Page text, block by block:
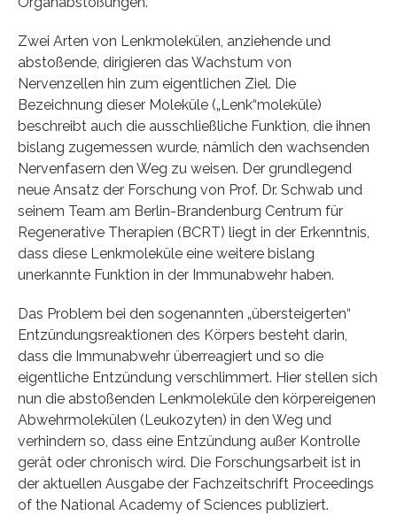
Zwei Arten von Lenkmolekülen, anziehende und
abstoßende, dirigieren das Wachstum von
Nervenzellen hin zum eigentlichen Ziel. Die
Bezeichnung dieser Moleküle („Lenk“moleküle)
beschreibt auch die ausschließliche Funktion, die ihnen
bislang zugemessen wurde, nämlich den wachsenden
Nervenfasern den Weg zu weisen. Der grundlegend
neue Ansatz der Forschung von Prof. Dr. Schwab und
seinem Team am Berlin-Brandenburg Centrum für
Regenerative Therapien (BCRT) liegt in der Erkenntnis,
dass diese Lenkmoleküle eine weitere bislang
unerkannte Funktion in der Immunabwehr haben.
Das Problem bei den sogenannten „übersteigerten“
Entzündungsreaktionen des Körpers besteht darin,
dass die Immunabwehr überreagiert und so die
eigentliche Entzündung verschlimmert. Hier stellen sich
nun die abstoßenden Lenkmoleküle den körpereigenen
Abwehrmolekülen (Leukozyten) in den Weg und
verhindern so, dass eine Entzündung außer Kontrolle
gerät oder chronisch wird. Die Forschungsarbeit ist in
der aktuellen Ausgabe der Fachzeitschrift Proceedings
of the National Academy of Sciences publiziert.